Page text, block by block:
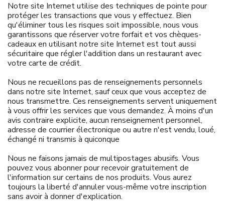
Notre site Internet utilise des techniques de pointe pour
protéger les transactions que vous y effectuez. Bien
qu'éliminer tous les risques soit impossible, nous vous
garantissons que réserver votre forfait et vos chèques-
cadeaux en utilisant notre site Internet est tout aussi
sécuritaire que régler l'addition dans un restaurant avec
votre carte de crédit.
Nous ne recueillons pas de renseignements personnels
dans notre site Internet, sauf ceux que vous acceptez de
nous transmettre. Ces renseignements servent uniquement
à vous offrir les services que vous demandez. À moins d'un
avis contraire explicite, aucun renseignement personnel,
adresse de courrier électronique ou autre n'est vendu, loué,
échangé ni transmis à quiconque
Nous ne faisons jamais de multipostages abusifs. Vous
pouvez vous abonner pour recevoir gratuitement de
l'information sur certains de nos produits. Vous aurez
toujours la liberté d'annuler vous-même votre inscription
sans avoir à donner d'explication.